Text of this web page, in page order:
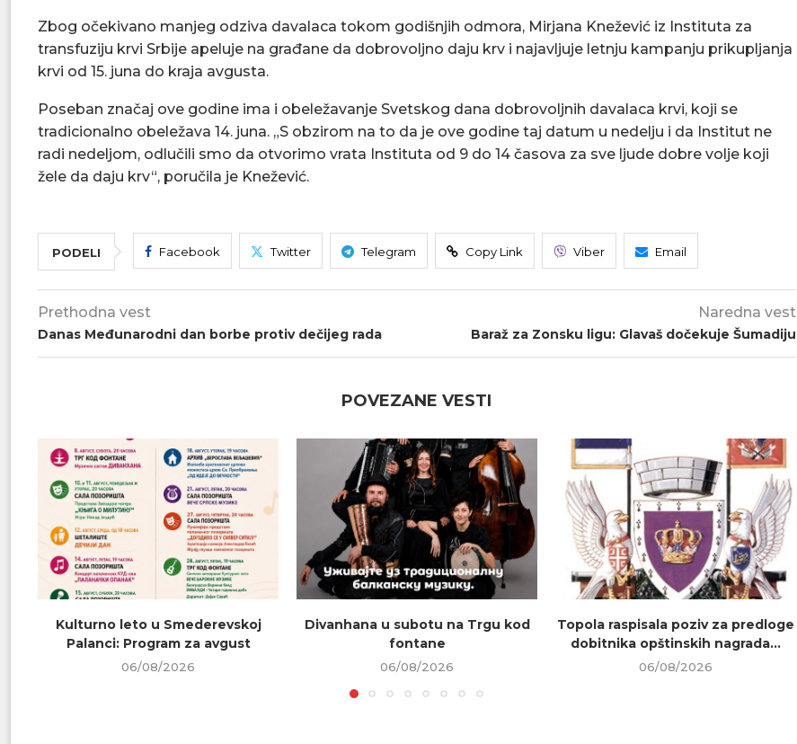
Zbog očekivano manjeg odziva davalaca tokom godišnjih odmora, Mirjana Knežević iz Instituta za
transfuziju krvi Srbije apeluje na građane da dobrovoljno daju krv i najavljuje letnju kampanju prikupljanja
krvi od 15. juna do kraja avgusta.
Poseban značaj ove godine ima i obeležavanje Svetskog dana dobrovoljnih davalaca krvi, koji se
tradicionalno obeležava 14. juna. „S obzirom na to da je ove godine taj datum u nedelju i da Institut ne
radi nedeljom, odlučili smo da otvorimo vrata Instituta od 9 do 14 časova za sve ljude dobre volje koji
žele da daju krv“, poručila je Knežević.
PODELI Facebook Twitter Telegram Copy Link Viber Email
Prethodna vest
Danas Međunarodni dan borbe protiv dečijeg rada
Naredna vest
Baraž za Zonsku ligu: Glavaš dočekuje Šumadiju
POVEZANE VESTI
Kulturno leto u Smederevskoj
Palanci: Program za avgust
06/08/2026
Divanhana u subotu na Trgu kod
fontane
06/08/2026
Topola raspisala poziv za predloge
dobitnika opštinskih nagrada...
06/08/2026